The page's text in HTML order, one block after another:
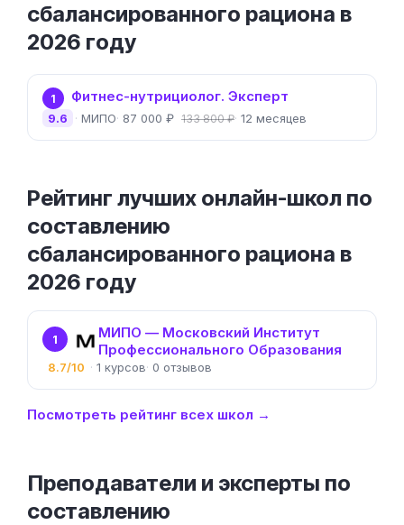
сбалансированного рациона в
2026 году
1 Фитнес-нутрициолог. Эксперт
МИПО 87 000 ₽ 133 800 ₽ 12 месяцев
9.6
Рейтинг лучших онлайн-школ по
составлению
сбалансированного рациона в
2026 году
1
МИПО — Московский Институт
Профессионального Образования
8.7/10 1 0
Посмотреть рейтинг всех школ →
Преподаватели и эксперты по
составлению